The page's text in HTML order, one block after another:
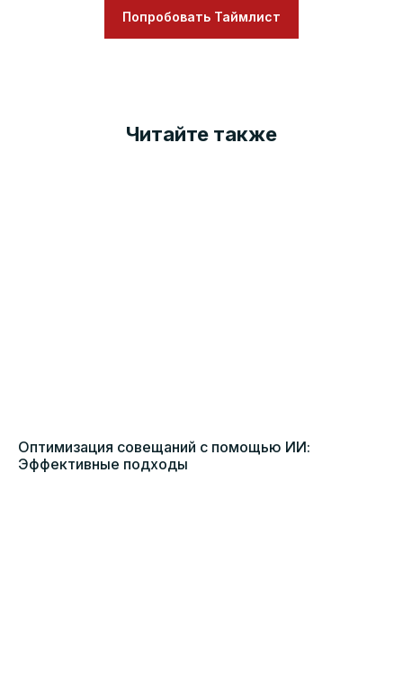
Попробовать Таймлист
Читайте также
Оптимизация совещаний с помощью ИИ:
Эффективные подходы